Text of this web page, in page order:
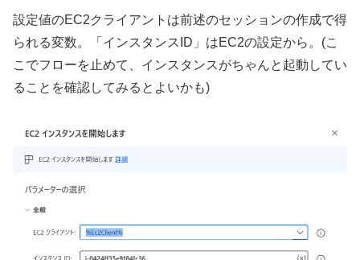
設定値のEC2クライアントは前述のセッションの作成で得
られる変数。「インスタンスID」はEC2の設定から。(こ
こでフローを止めて、インスタンスがちゃんと起動してい
ることを確認してみるとよいかも)